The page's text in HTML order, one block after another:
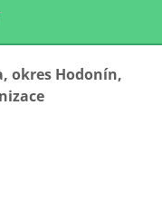
okres Hodonín,